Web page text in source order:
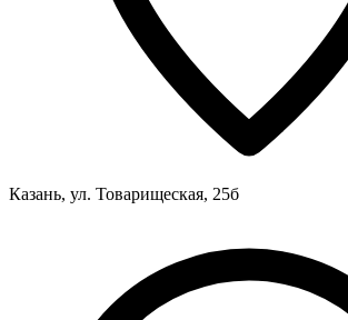
Казань, ул. Товарищеская, 25б